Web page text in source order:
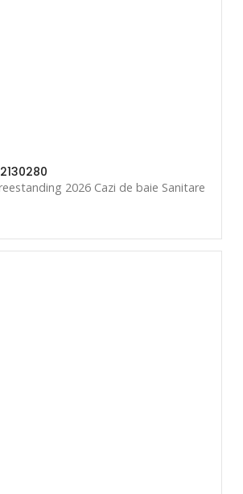
2026 Cazi de baie Sanitare